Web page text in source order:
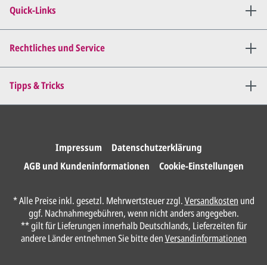
Rechtliches und Service
Tipps & Tricks
Quick-Links
Impressum
Datenschutzerklärung
AGB und Kundeninformationen
Cookie-Einstellungen
* Alle Preise inkl. gesetzl. Mehrwertsteuer zzgl.Versandkosten und
ggf. Nachnahmegebühren, wenn nicht anders angegeben.
** gilt für Lieferungen innerhalb Deutschlands, Lieferzeiten für
andere Länder entnehmen Sie bitte denVersandinformationen